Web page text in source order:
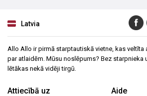
Latvia
Allo Allo ir pirmā starptautiskā vietne, kas
par atlaidēm. Mūsu noslēpums? Bez starpnieka
lētākas nekā vidēji tirgū.
Attiecībā uz Aide